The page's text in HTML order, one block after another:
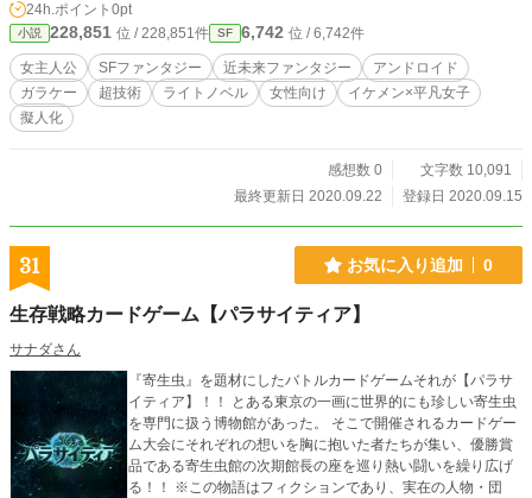
24h.ポイント 0pt
小説 228,851 位 / 228,851件 SF 6,742 位 / 6,742件
女主人公 SFファンタジー 近未来ファンタジー
アンドロイド
ガラケー
超技術 ライトノベル 女性向け
イケメン×平凡女子
擬人化
感想数 0
文字数 10,091
最終更新日 2020.09.22
登録日 2020.09.15
31 お気に入り追加 0
生存戦略カードゲーム【パラサイティア】
サナダさん
『寄生虫』を題材にしたバトルカードゲームそれが【パラサ
イティア】！！ とある東京の一画に世界的にも珍しい寄生虫
を専門に扱う博物館があった。 そこで開催されるカードゲー
ム大会にそれぞれの想いを胸に抱いた者たちが集い、優勝賞
品である寄生虫館の次期館長の座を巡り熱い闘いを繰り広げ
る！！ ※この物語はフィクションであり、実在の人物・団